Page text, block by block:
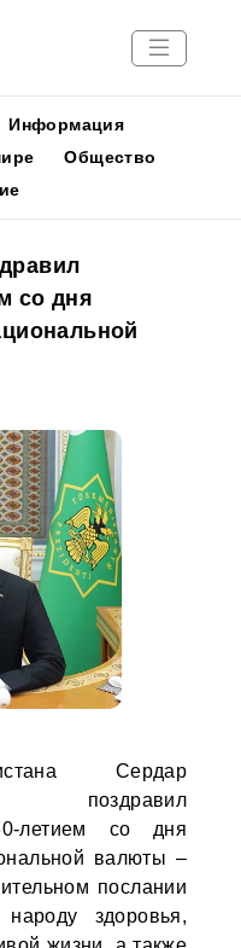
Информация
Общество
со дня
Сердар
поздравил
летием со дня
валюты –
послании
здоровья,